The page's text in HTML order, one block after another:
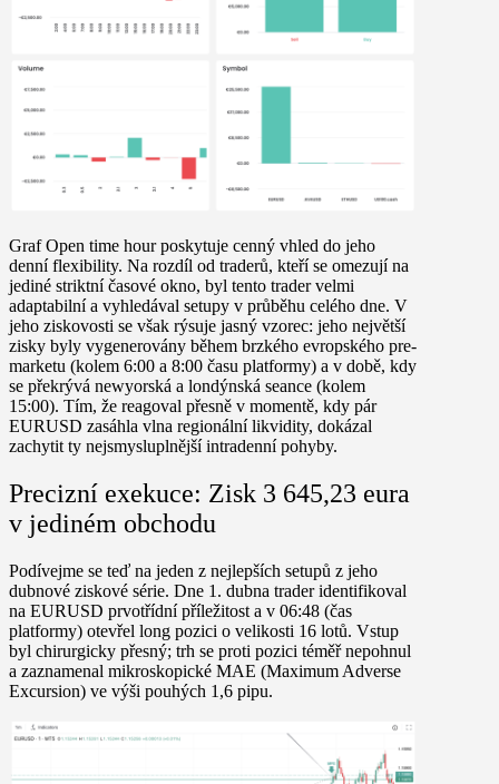
Graf Open time hour poskytuje cenný vhled do jeho
denní flexibility. Na rozdíl od traderů, kteří se omezují na
jediné striktní časové okno, byl tento trader velmi
adaptabilní a vyhledával setupy v průběhu celého dne. V
jeho ziskovosti se však rýsuje jasný vzorec: jeho největší
zisky byly vygenerovány během brzkého evropského pre-
marketu (kolem 6:00 a 8:00 času platformy) a v době, kdy
se překrývá newyorská a londýnská seance (kolem
15:00). Tím, že reagoval přesně v momentě, kdy pár
EURUSD zasáhla vlna regionální likvidity, dokázal
zachytit ty nejsmysluplnější intradenní pohyby.
Precizní exekuce: Zisk 3 645,23 eura
v jediném obchodu
Podívejme se teď na jeden z nejlepších setupů z jeho
dubnové ziskové série. Dne 1. dubna trader identifikoval
na EURUSD prvotřídní příležitost a v 06:48 (čas
platformy) otevřel long pozici o velikosti 16 lotů. Vstup
byl chirurgicky přesný; trh se proti pozici téměř nepohnul
a zaznamenal mikroskopické MAE (Maximum Adverse
Excursion) ve výši pouhých 1,6 pipu.